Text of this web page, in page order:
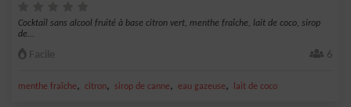
Cocktail sans alcool fruité à base citron vert, menthe fraîche, lait de coco, sirop
de...
Facile 6
menthe fraîche, citron, sirop de canne, eau gazeuse, lait de coco